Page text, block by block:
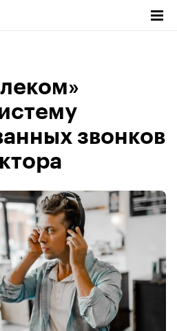
звонков